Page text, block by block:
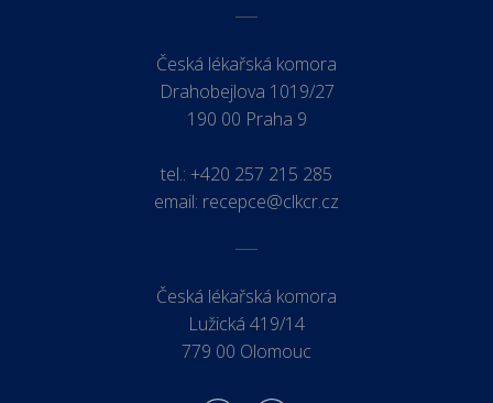
Česká lékařská komora
Drahobejlova 1019/27
190 00 Praha 9
tel.: +420 257 215 285
email: recepce@clkcr.cz
Česká lékařská komora
Lužická 419/14
779 00 Olomouc